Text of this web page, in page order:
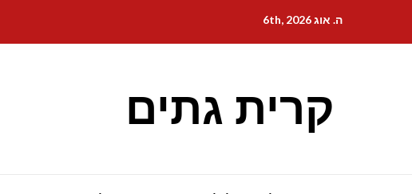
content
ה. אוג 6th, 2026
קרית גתים